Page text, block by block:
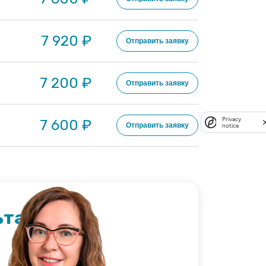
7 920 ₽ Отправить заявку
7 200 ₽ Отправить заявку
7 600 ₽ Отправить заявку
Privacy
notice